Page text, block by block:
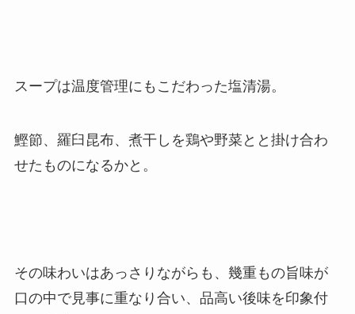
スープは温度管理にもこだわった塩清湯。
鰹節、羅臼昆布、煮干しを鶏や野菜とと掛け合わ
せたものになるかと。
その味わいはあっさりながらも、幾重もの旨味が
口の中で見事に重なり合い、品高い後味を印象付